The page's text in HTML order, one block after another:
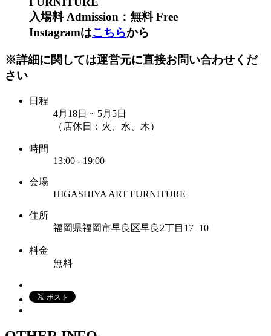
入場料 Admission：無料 Free
Instagramはこちらから
※詳細に関しては運営元に直接お問い合わせくだ
さい
日程
4月18日 ~ 5月5日
（店休日：火、水、木）
時間
13:00 - 19:00
会場
HIGASHIYA ART FURNITURE
住所
福岡県福岡市早良区早良2丁目17−10
料金
無料